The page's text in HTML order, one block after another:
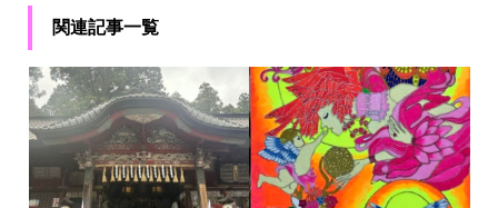
関連記事一覧